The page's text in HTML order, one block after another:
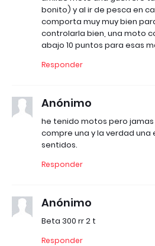
bonito) y al ir de pesca en
comporta muy muy bien
controlarla bien, una moto
abajo 10 puntos para esas
Responder
Anónimo
he tenido motos pero jamas
compre una y la verdad una
sentidos.
Responder
Anónimo
Beta 300 rr 2 t
Responder